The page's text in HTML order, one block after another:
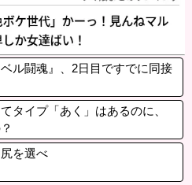
ル闘魂』、2日目ですでに同接
タイプ「あく」はあるのに、
を選べ